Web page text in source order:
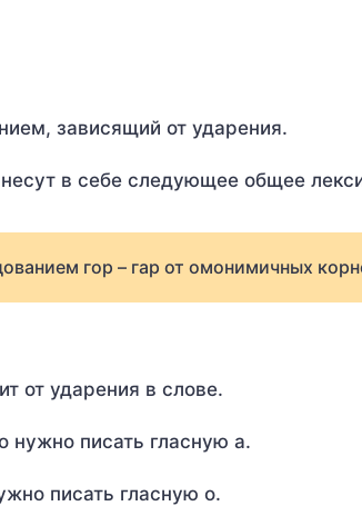
зависящий от ударения.
в себе следующее общее
гор – гар от омонимичных
от ударения в слове.
нужно писать гласную а.
писать гласную о.